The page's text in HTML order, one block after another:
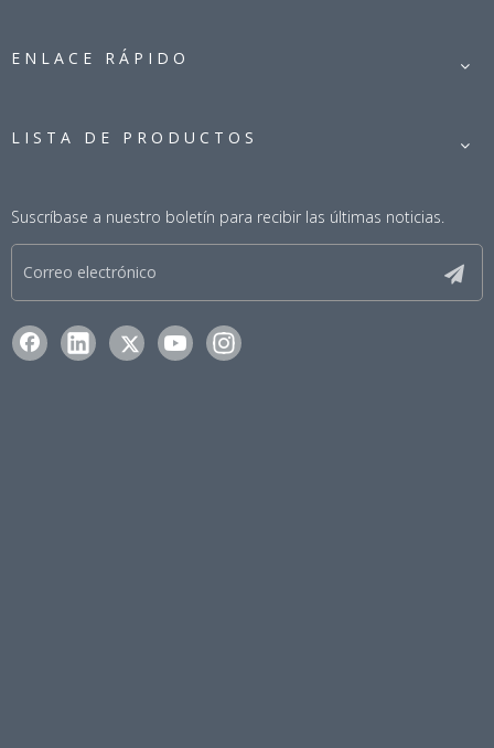
ENLACE RÁPIDO
LISTA DE PRODUCTOS
Suscríbase a nuestro boletín para recibir las últimas noticias.